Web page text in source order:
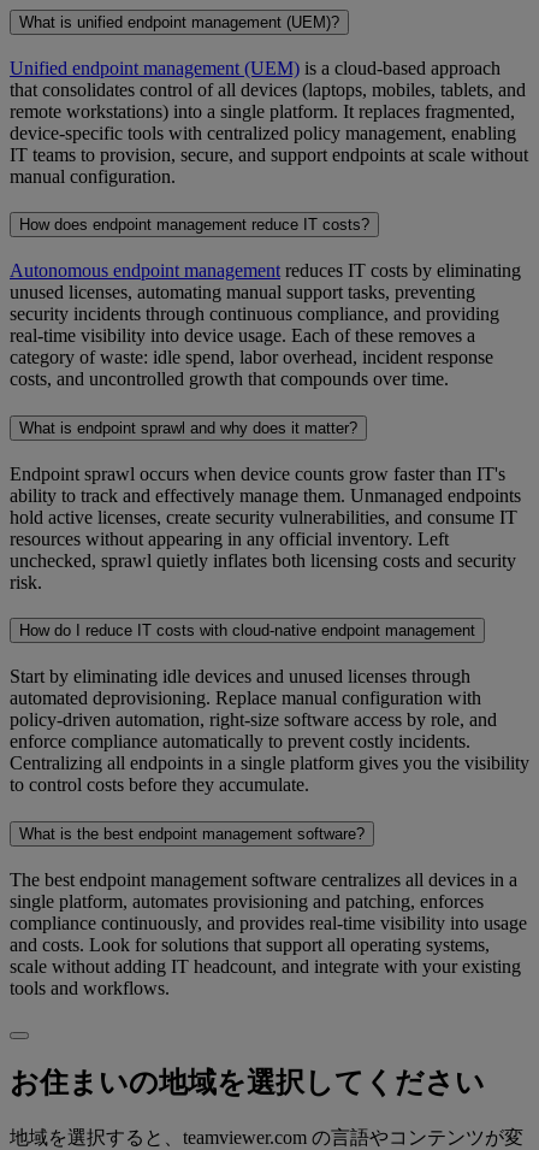
What is unified endpoint management (UEM)?
Unified endpoint management (UEM) is a cloud-based approach
that consolidates control of all devices (laptops, mobiles, tablets, and
remote workstations) into a single platform. It replaces fragmented,
device-specific tools with centralized policy management, enabling
IT teams to provision, secure, and support endpoints at scale without
manual configuration.
How does endpoint management reduce IT costs?
Autonomous endpoint management reduces IT costs by eliminating
unused licenses, automating manual support tasks, preventing
security incidents through continuous compliance, and providing
real-time visibility into device usage. Each of these removes a
category of waste: idle spend, labor overhead, incident response
costs, and uncontrolled growth that compounds over time.
What is endpoint sprawl and why does it matter?
Endpoint sprawl occurs when device counts grow faster than IT's
ability to track and effectively manage them. Unmanaged endpoints
hold active licenses, create security vulnerabilities, and consume IT
resources without appearing in any official inventory. Left
unchecked, sprawl quietly inflates both licensing costs and security
risk.
How do I reduce IT costs with cloud-native endpoint management
Start by eliminating idle devices and unused licenses through
automated deprovisioning. Replace manual configuration with
policy-driven automation, right-size software access by role, and
enforce compliance automatically to prevent costly incidents.
Centralizing all endpoints in a single platform gives you the visibility
to control costs before they accumulate.
What is the best endpoint management software?
The best endpoint management software centralizes all devices in a
single platform, automates provisioning and patching, enforces
compliance continuously, and provides real-time visibility into usage
and costs. Look for solutions that support all operating systems,
scale without adding IT headcount, and integrate with your existing
tools and workflows.
お住まいの地域を選択してください
地域を選択すると、teamviewer.com の言語やコンテンツが変